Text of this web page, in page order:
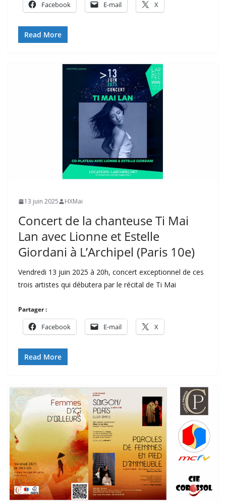
Facebook E-mail X
Read More
13 juin 2025 HXMai
Concert de la chanteuse Ti Mai
Lan avec Lionne et Estelle
Giordani à L’Archipel (Paris 10e)
Vendredi 13 juin 2025 à 20h, concert exceptionnel de ces
trois artistes qui débutera par le récital de Ti Mai
Partager :
Facebook E-mail X
Read More